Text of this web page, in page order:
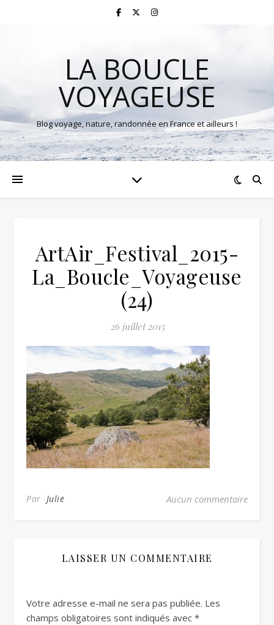
LA BOUCLE
VOYAGEUSE
Blog voyage, nature, randonnée en France et ailleurs !
ArtAir_Festival_2015-
La_Boucle_Voyageuse
(24)
26 juillet 2015
Par Julie Aucun commentaire
LAISSER UN COMMENTAIRE
Votre adresse e-mail ne sera pas publiée. Les
champs obligatoires sont indiqués avec *